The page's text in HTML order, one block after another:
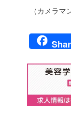
（カメラ